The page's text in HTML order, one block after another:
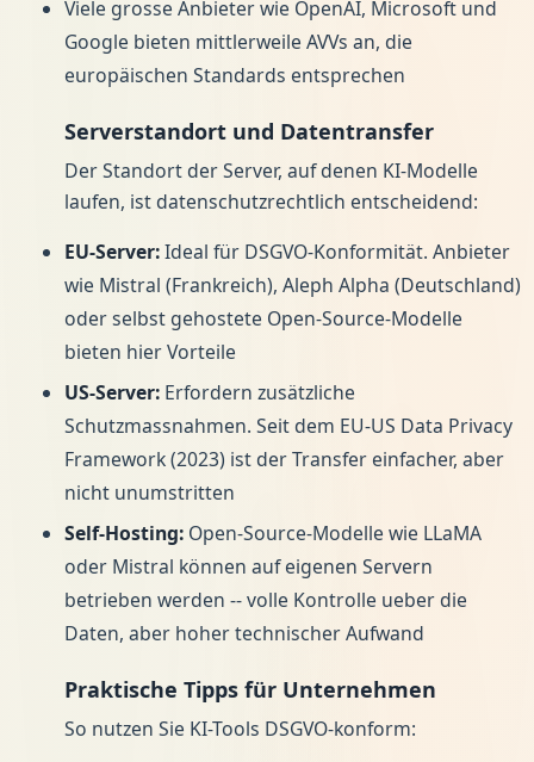
Viele grosse Anbieter wie OpenAI, Microsoft und
Google bieten mittlerweile AVVs an, die
europäischen Standards entsprechen
Serverstandort und Datentransfer
Der Standort der Server, auf denen KI-Modelle
laufen, ist datenschutzrechtlich entscheidend:
EU-Server:Ideal für DSGVO-Konformität. Anbieter
wie Mistral (Frankreich), Aleph Alpha (Deutschland)
oder selbst gehostete Open-Source-Modelle
bieten hier Vorteile
US-Server:Erfordern zusätzliche
Schutzmassnahmen. Seit dem EU-US Data Privacy
Framework (2023) ist der Transfer einfacher, aber
nicht unumstritten
Self-Hosting:Open-Source-Modelle wie LLaMA
oder Mistral können auf eigenen Servern
betrieben werden -- volle Kontrolle ueber die
Daten, aber hoher technischer Aufwand
Praktische Tipps für Unternehmen
So nutzen Sie KI-Tools DSGVO-konform: